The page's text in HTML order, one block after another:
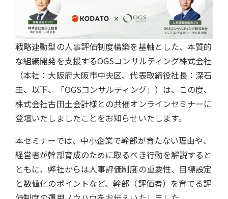
戦略連動型の人事評価制度構築を基軸とした、本質的
な組織開発を支援するOGSコンサルティング株式会社
（本社：大阪府大阪市中央区、代表取締役社長：深石
圭、以下、「OGSコンサルティング」）は、この度、
株式会社古田土会計様との共催オンラインセミナーに
登壇いたしましたことをお知らせいたします。
本セミナーでは、中小企業で幹部が育たない理由や、
経営者が幹部育成のために取るべき行動を解説すると
ともに、弊社からは人事評価制度の重要性、目標設定
と数値化のポイントなど、幹部（評価者）を育てる評